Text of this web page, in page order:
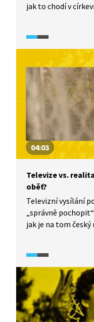
jak to chodí v
čemu se věnují a
dokumentární
04:03
Televize vs.
oběť?
Televizní vysílání
„správně
jak je na tom
o nacismus nebo
věnuje